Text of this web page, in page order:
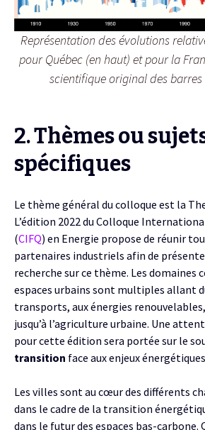
Représentation des évolutions
pour Québec (en haut) et pour la
scientifique original des barres
2. Thèmes ou
spécifiques
Le thème général du colloque est la
L’édition 2022 du Colloque
(CIFQ) en Energie propose de réunir
partenaires industriels afin de
recherche sur ce thème. Les domaines
espaces urbains sont multiples allant
transports, aux énergies
jusqu’à l’agriculture urbaine. Une
pour cette édition sera portée sur le
transition face aux enjeux
Les villes sont au cœur des différents
dans le cadre de la transition
dans le futur des espaces bas-